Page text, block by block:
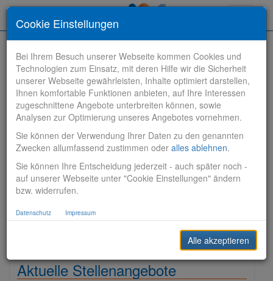
Stelle finden
Vertriebsbank
Produktionsbank
Sonstiges
Aktuelle Stellenangebote
Cookie Einstellungen
Bei Ihrem Besuch unserer Webseite kommen Cookies und
Technologien zum Einsatz, mit deren Hilfe wir die Sicherheit
unserer Webseite gewährleisten, Inhalte optimiert darstellen,
Ihnen komfortable Funktionen anbieten, auf Ihre Interessen
zugeschnittene Angebote unterbreiten können, sowie
Analysen zur Optimierung unseres Angebotes vornehmen.
Sie können der Verwendung Ihrer Daten zu den genannten
Zwecken allumfassend zustimmen oder alles ablehnen.
Sie können Ihre Entscheidung jederzeit - auch später noch -
auf unserer Webseite unter "Cookie Einstellungen" ändern
bzw. widerrufen.
Datenschutz Impressum
Alle akzeptieren